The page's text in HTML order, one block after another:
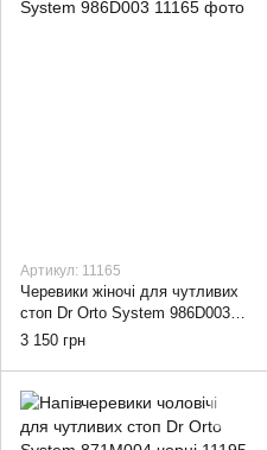
Артикул: 11165
Черевики жіночі для чутливих
стоп Dr Orto System 986D003,
38
3 150 грн